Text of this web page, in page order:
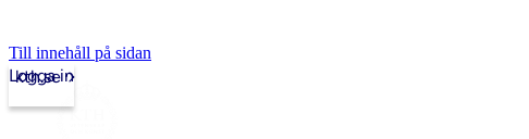
Till innehåll på sidan
kth.se
Logga in